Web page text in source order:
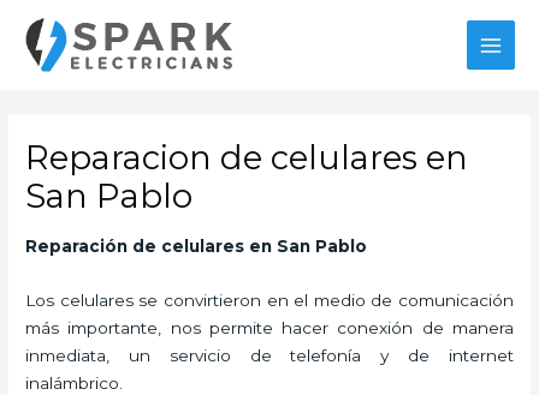
contenido
Reparacion de celulares en
San Pablo
Reparación de celulares en San Pablo
Los celulares se convirtieron en el medio de comunicación
más importante, nos permite hacer conexión de manera
inmediata, un servicio de telefonía y de internet
inalámbrico.